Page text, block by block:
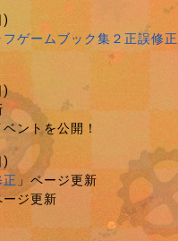
ゲームブック集２正誤修正
)
ントを公開！
」ページ更新
ージ更新